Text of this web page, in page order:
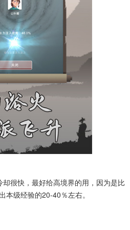
很快，最好给高境界的用，因为是比
本级经验的20-40％左右。